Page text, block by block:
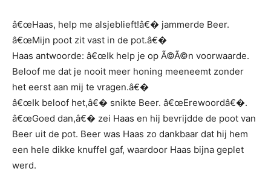
â€œHaas, help me alsjeblieft!â€� jammerde Beer.
â€œMijn poot zit vast in de pot.â€�
Haas antwoorde: â€œIk help je op Ã©Ã©n voorwaarde.
Beloof me dat je nooit meer honing meeneemt zonder
het eerst aan mij te vragen.â€�
â€œIk beloof het,â€� snikte Beer. â€œErewoordâ€�.
â€œGoed dan,â€� zei Haas en hij bevrijdde de poot van
Beer uit de pot. Beer was Haas zo dankbaar dat hij hem
een hele dikke knuffel gaf, waardoor Haas bijna geplet
werd.